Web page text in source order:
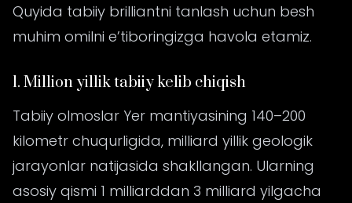
Quyida tabiiy brilliantni tanlash uchun besh
muhim omilni e’tiboringizga havola etamiz.
1. Million yillik tabiiy kelib chiqish
Tabiiy olmoslar Yer mantiyasining 140–200
kilometr chuqurligida, milliard yillik geologik
jarayonlar natijasida shakllangan. Ularning
asosiy qismi 1 milliarddan 3 milliard yilgacha